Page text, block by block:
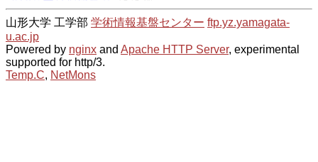
山形大学 工学部 学術情報基盤センター ftp.yz.yamagata-
u.ac.jp
Powered by nginx and Apache HTTP Server, experimental
supported for http/3.
Temp.C, NetMons